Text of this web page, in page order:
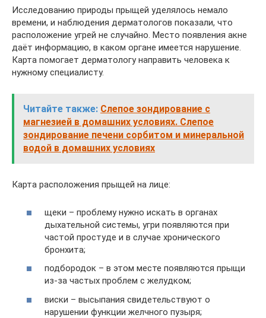
Исследованию природы прыщей уделялось немало
времени, и наблюдения дерматологов показали, что
расположение угрей не случайно. Место появления акне
даёт информацию, в каком органе имеется нарушение.
Карта помогает дерматологу направить человека к
нужному специалисту.
Читайте также: Слепое зондирование с
магнезией в домашних условиях. Слепое
зондирование печени сорбитом и минеральной
водой в домашних условиях
Карта расположения прыщей на лице:
щеки – проблему нужно искать в органах
дыхательной системы, угри появляются при
частой простуде и в случае хронического
бронхита;
подбородок – в этом месте появляются прыщи
из-за частых проблем с желудком;
виски – высыпания свидетельствуют о
нарушении функции желчного пузыря;